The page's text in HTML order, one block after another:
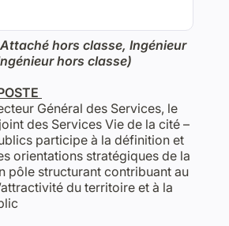
hors classe, Ingénieur
hors classe)
Général des Services, le
des Services Vie de la cité –
participe à la définition et
orientations stratégiques de la
pôle structurant contribuant au
du territoire et à la